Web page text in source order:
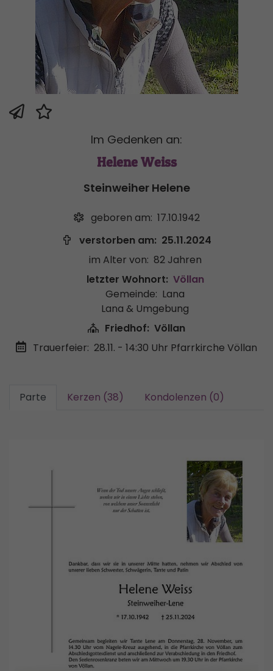
Im Gedenken an:
Helene Weiss
Steinweiher Helene
geboren am: 17.10.1942
verstorben am: 25.11.2024
im Alter von: 82 Jahren
letzter Wohnort: Völlan
Gemeinde: Lana
Lana & Umgebung
Friedhof: Völlan
Trauerfeier: 28.11. - 14:30 Uhr Pfarrkirche Völlan
Parte Kerzen (38) Kondolenzen (0)